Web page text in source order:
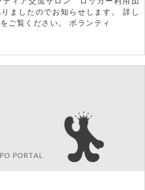
ましたのでお知らせします。 詳し
ご覧ください。 ボランティ